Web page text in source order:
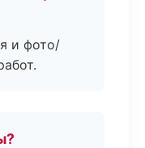
и фото/